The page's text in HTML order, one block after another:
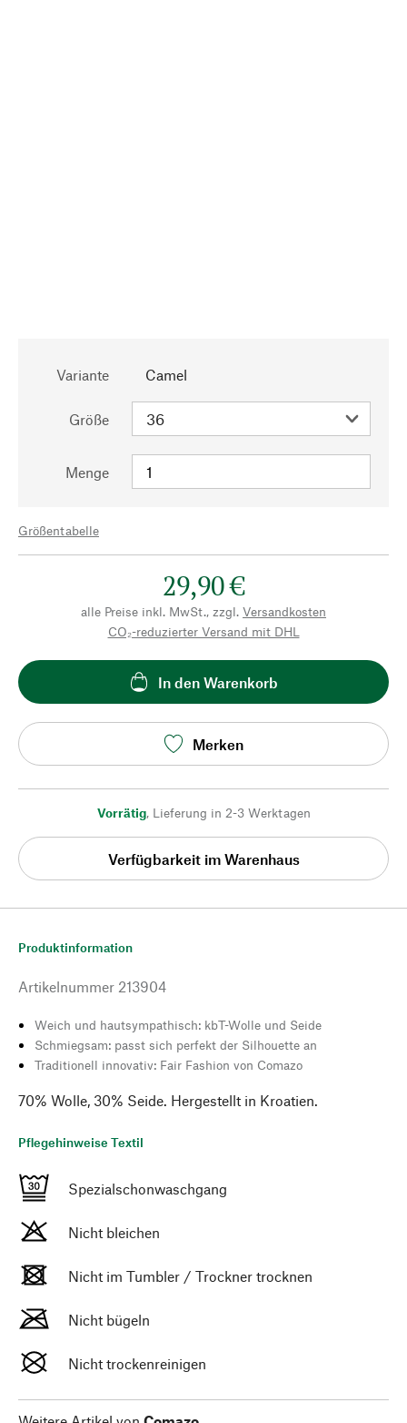
Variante Camel
Größe
Menge
Größentabelle
29,90 €
alle Preise inkl. MwSt., zzgl. Versandkosten
CO₂-reduzierter Versand mit DHL
In den Warenkorb
Merken
Vorrätig, Lieferung in 2-3 Werktagen
Verfügbarkeit im Warenhaus
Produktinformation
Artikelnummer 213904
Weich und hautsympathisch: kbT-Wolle und Seide
Schmiegsam: passt sich perfekt der Silhouette an
Traditionell innovativ: Fair Fashion von Comazo
70% Wolle, 30% Seide. Hergestellt in Kroatien.
Pflegehinweise Textil
Spezialschonwaschgang
Nicht bleichen
Nicht im Tumbler / Trockner trocknen
Nicht bügeln
Nicht trockenreinigen